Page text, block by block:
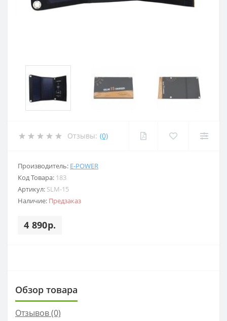
Отзывы: (0)
Производитель: E-POWER
Код Товара: 183
Артикул: SLM-15
Наличие: Предзаказ
4 890р.
Обзор товара
Отзывов (0)